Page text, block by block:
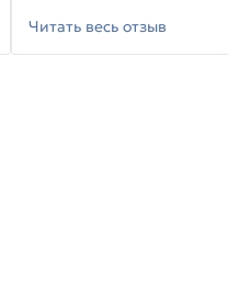
Читать весь отзыв